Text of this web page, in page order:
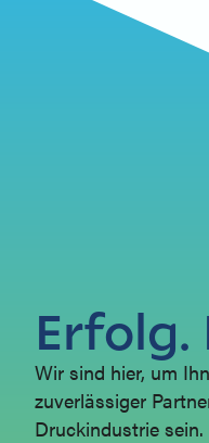
Erfolg.
Wir sind hier, um
zuverlässiger
Druckindustrie sein.